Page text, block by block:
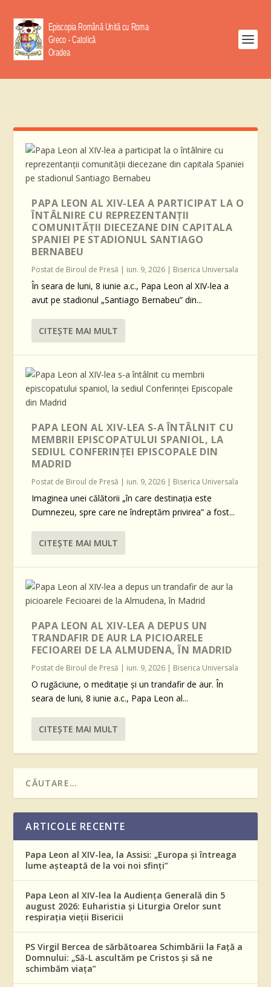
PAPA LEON AL XIV-LEA A PARTICIPAT LA O
ÎNTÂLNIRE CU REPREZENTANȚII
COMUNITĂȚII DIECEZANE DIN CAPITALA
SPANIEI PE STADIONUL SANTIAGO
BERNABEU
Postat de Biroul de Presă | iun. 9, 2026 | Biserica Universala
În seara de luni, 8 iunie a.c., Papa Leon al XIV-lea a
avut pe stadionul „Santiago Bernabeu” din...
CITEŞTE MAI MULT
PAPA LEON AL XIV-LEA S-A ÎNTÂLNIT CU
MEMBRII EPISCOPATULUI SPANIOL, LA
SEDIUL CONFERINȚEI EPISCOPALE DIN
MADRID
Postat de Biroul de Presă | iun. 9, 2026 | Biserica Universala
Imaginea unei călătorii „în care destinația este
Dumnezeu, spre care ne îndreptăm privirea” a fost...
CITEŞTE MAI MULT
PAPA LEON AL XIV-LEA A DEPUS UN
TRANDAFIR DE AUR LA PICIOARELE
FECIOAREI DE LA ALMUDENA, ÎN MADRID
Postat de Biroul de Presă | iun. 9, 2026 | Biserica Universala
O rugăciune, o meditație și un trandafir de aur. În
seara de luni, 8 iunie a.c., Papa Leon al...
CITEŞTE MAI MULT
ARTICOLE RECENTE
Papa Leon al XIV-lea, la Assisi: „Europa și întreaga
lume așteaptă de la voi noi sfinți”
Papa Leon al XIV-lea la Audiența Generală din 5
august 2026: Euharistia și Liturgia Orelor sunt
respirația vieții Bisericii
PS Virgil Bercea de sărbătoarea Schimbării la Față a
Domnului: „Să-L ascultăm pe Cristos și să ne
schimbăm viața”